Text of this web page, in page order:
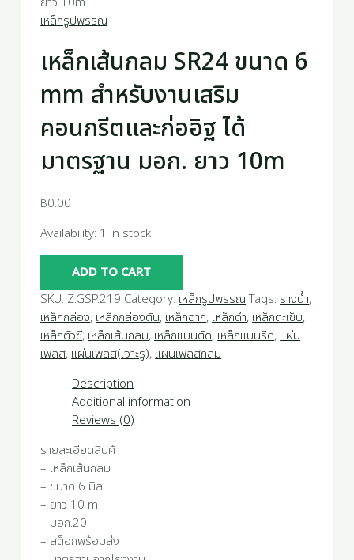
เหล็กรูปพรรณ
เหล็กเส้นกลม SR24 ขนาด 6
mm สำหรับงานเสริม
คอนกรีตและก่ออิฐ ได้
มาตรฐาน มอก. ยาว 10m
฿0.00
Availability: 1 in stock
10m
quantity
ADD TO CART
SKU: Z.GSP.219 Category:เหล็กรูปพรรณTags:รางน้ำ,
เหล็กกล่อง,เหล็กกล่องตัน,เหล็กฉาก,เหล็กดำ,เหล็กตะเข็บ,
เหล็กตัวซี,เหล็กเส้นกลม,เหล็กแบนตัด,เหล็กแบนรีด,แผ่น
เพลส,แผ่นเพลส(เจาะรู),แผ่นเพลสกลม
Description
Additional information
Reviews (0)
รายละเอียดสินค้า
– เหล็กเส้นกลม
– ขนาด 6 มิล
– ยาว 10 m
– มอก.20
– สต็อกพร้อมส่ง